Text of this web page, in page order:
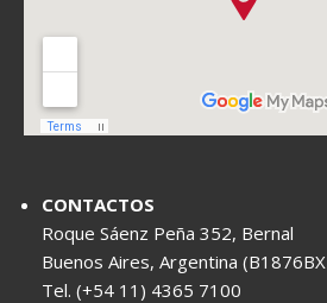
CONTACTOS
Roque Sáenz Peña 352, Bernal
Buenos Aires, Argentina
Tel. (+54 11) 4365 7100